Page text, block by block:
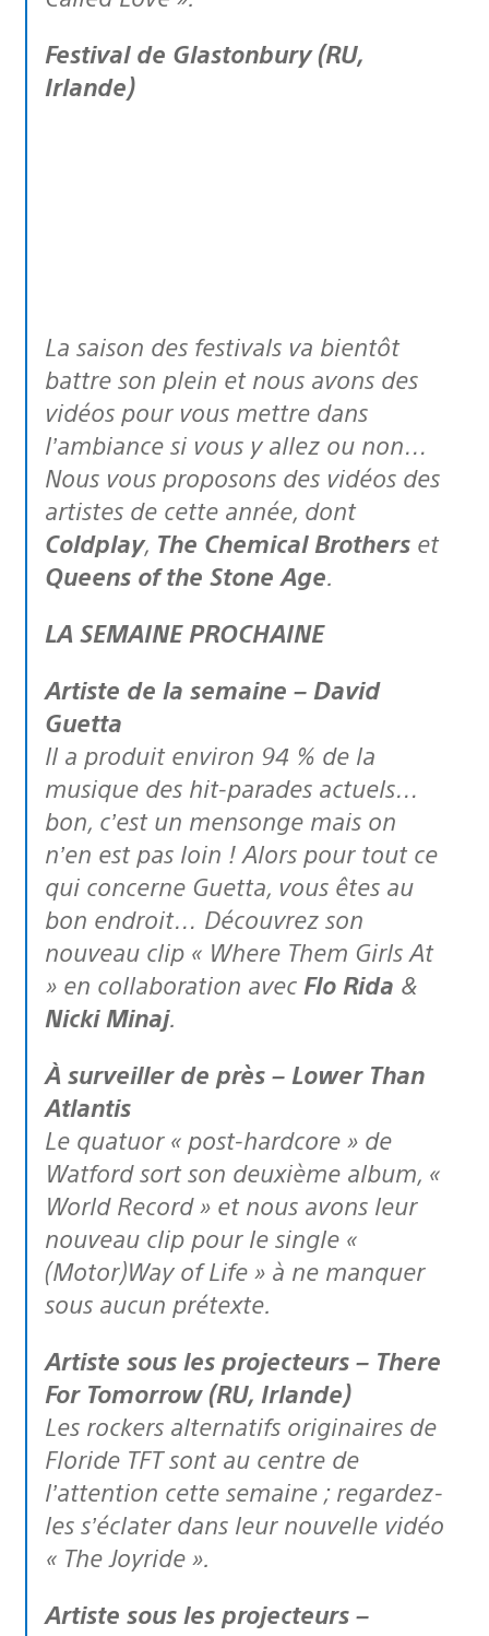
Festival de Glastonbury (RU,
Irlande)
La saison des festivals va bientôt
battre son plein et nous avons des
vidéos pour vous mettre dans
l’ambiance si vous y allez ou non…
Nous vous proposons des vidéos des
artistes de cette année, dont
Coldplay, The Chemical Brothers et
Queens of the Stone Age.
LA SEMAINE PROCHAINE
Artiste de la semaine – David
Guetta
Il a produit environ 94 % de la
musique des hit-parades actuels…
bon, c’est un mensonge mais on
n’en est pas loin ! Alors pour tout ce
qui concerne Guetta, vous êtes au
bon endroit… Découvrez son
nouveau clip « Where Them Girls At
» en collaboration avec Flo Rida &
Nicki Minaj.
À surveiller de près – Lower Than
Atlantis
Le quatuor « post-hardcore » de
Watford sort son deuxième album, «
World Record » et nous avons leur
nouveau clip pour le single «
(Motor)Way of Life » à ne manquer
sous aucun prétexte.
Artiste sous les projecteurs – There
For Tomorrow (RU, Irlande)
Les rockers alternatifs originaires de
Floride TFT sont au centre de
l’attention cette semaine ; regardez-
les s’éclater dans leur nouvelle vidéo
« The Joyride ».
Artiste sous les projecteurs –